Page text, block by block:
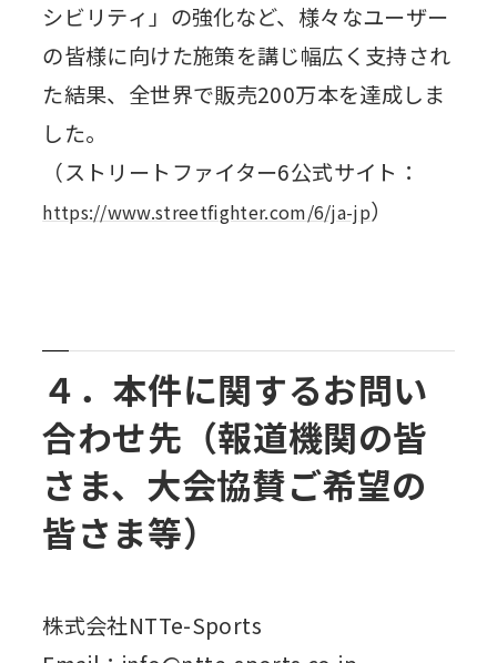
シビリティ」の強化など、様々なユーザー
の皆様に向けた施策を講じ幅広く支持され
た結果、全世界で販売200万本を達成しま
した。
（ストリートファイター6公式サイト：
https://www.streetfighter.com/6/ja-jp）
４．本件に関するお問い
合わせ先（報道機関の皆
さま、大会協賛ご希望の
皆さま等）
株式会社NTTe-Sports